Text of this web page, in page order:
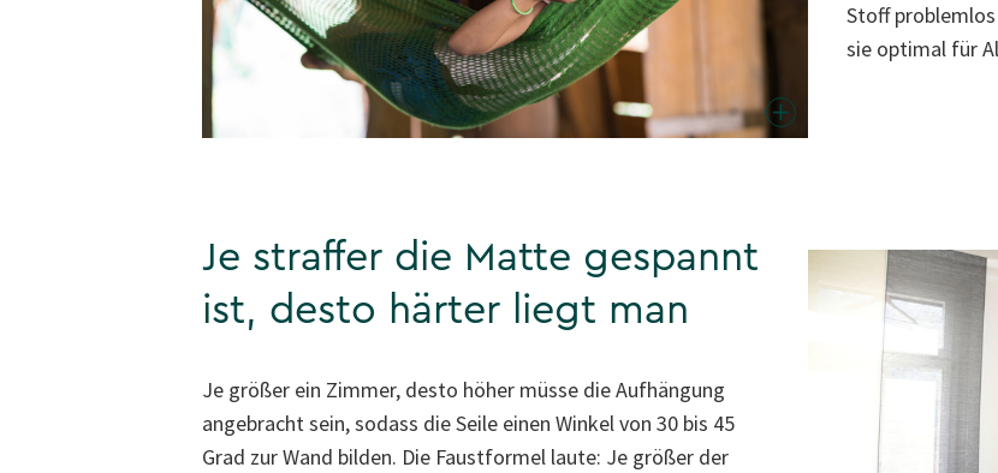
Stoff
sie optimal für
Je straffer die Matte gespannt
ist, desto härter liegt man
Je größer ein Zimmer, desto höher müsse die Aufhängung
angebracht sein, sodass die Seile einen Winkel von 30 bis 45
Grad zur Wand bilden. Die Faustformel laute: Je größer der